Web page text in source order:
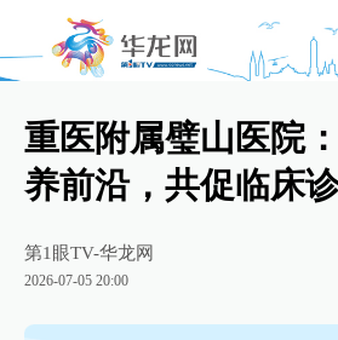
重医附属璧山医院
养前沿，共促临床
第1眼TV-华龙网
2026-07-05 20:00